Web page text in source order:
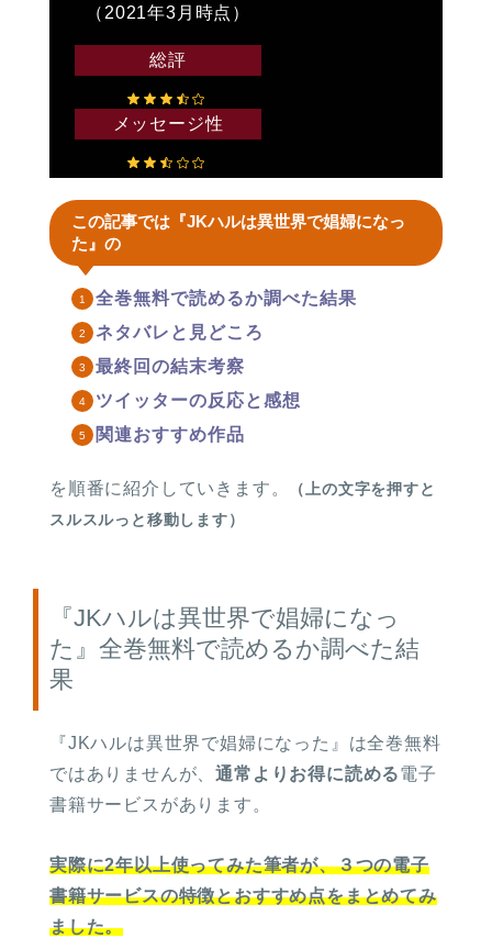
（2021年3月時点）
総評
メッセージ性
この記事では『JKハルは異世界で娼婦になっ
た』の
全巻無料で読めるか調べた結果
ネタバレと見どころ
最終回の結末考察
ツイッターの反応と感想
関連おすすめ作品
を順番に紹介していきます。
（上の文字を押すと
スルスルっと移動します）
『JKハルは異世界で娼婦になっ
た』全巻無料で読めるか調べた結
果
『JKハルは異世界で娼婦になった』は全巻無料
ではありませんが、通常よりお得に読める電子
書籍サービスがあります。
実際に2年以上使ってみた筆者が、３つの電子
書籍サービスの特徴とおすすめ点をまとめてみ
ました。